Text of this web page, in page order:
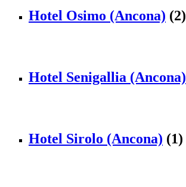
Hotel Osimo (Ancona) (2)
Hotel Senigallia (Ancona)
Hotel Sirolo (Ancona) (1)